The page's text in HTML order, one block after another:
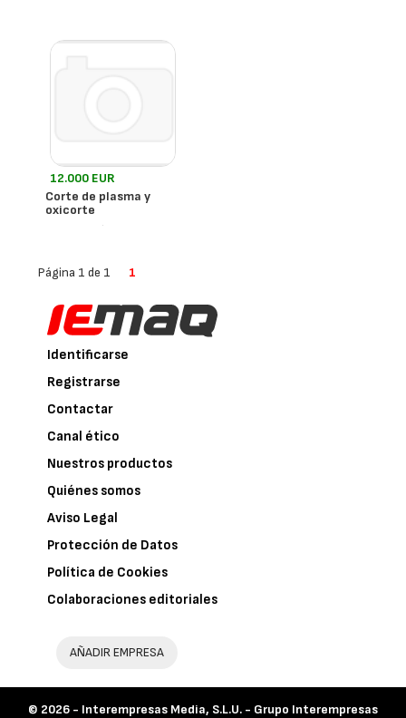
12.000 EUR
Corte de plasma y
oxicorte
- España
Página 1 de 1 1
Identificarse
Registrarse
Contactar
Canal ético
Nuestros productos
Quiénes somos
Aviso Legal
Protección de Datos
Política de Cookies
Colaboraciones editoriales
AÑADIR EMPRESA
© 2026 - Interempresas Media, S.L.U. - Grupo Interempresas